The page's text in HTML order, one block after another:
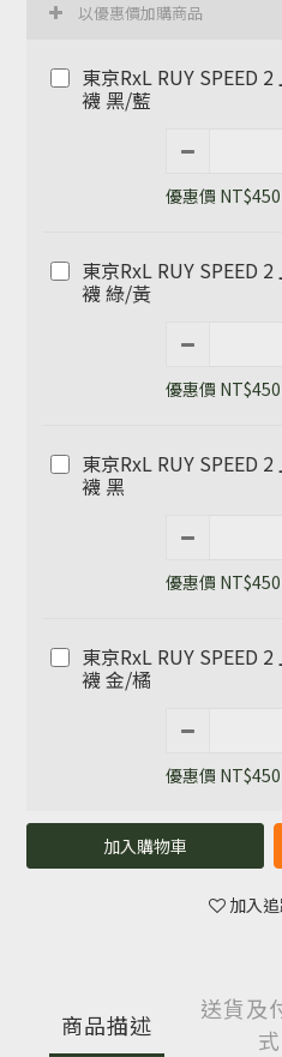
以優惠價加購商品
東京RxL RUY SPEED
襪 黑/藍
優惠價 NT$450
東京RxL RUY SPEED
襪 綠/黃
優惠價 NT$450
東京RxL RUY SPEED
襪 黑
優惠價 NT$450
東京RxL RUY SPEED
襪 金/橘
優惠價 NT$450
加入購物車
加入
商品描述
送貨及
式